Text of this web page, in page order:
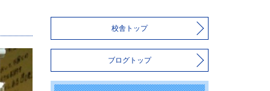
校舎トップ
ブログトップ